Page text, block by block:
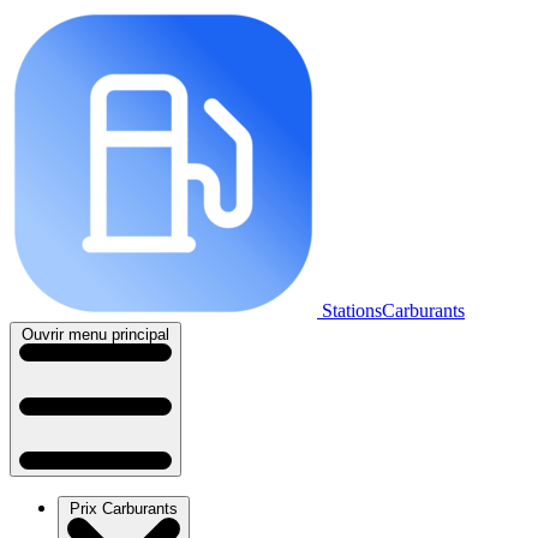
StationsCarburants
Ouvrir menu principal
Prix Carburants